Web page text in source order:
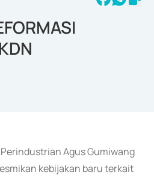
Agus Gumiwang
kebijakan baru terkait